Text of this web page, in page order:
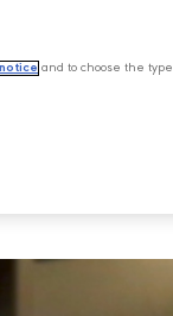
and to choose the type